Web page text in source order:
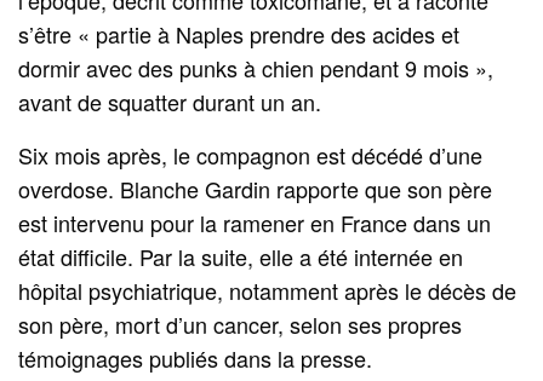
s’être « partie à Naples prendre des acides et
dormir avec des punks à chien pendant 9 mois »,
avant de squatter durant un an.
Six mois après, le compagnon est décédé d’une
overdose. Blanche Gardin rapporte que son père
est intervenu pour la ramener en France dans un
état difficile. Par la suite, elle a été internée en
hôpital psychiatrique, notamment après le décès de
son père, mort d’un cancer, selon ses propres
témoignages publiés dans la presse.